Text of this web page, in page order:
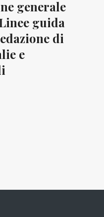
generale
guida
di
e